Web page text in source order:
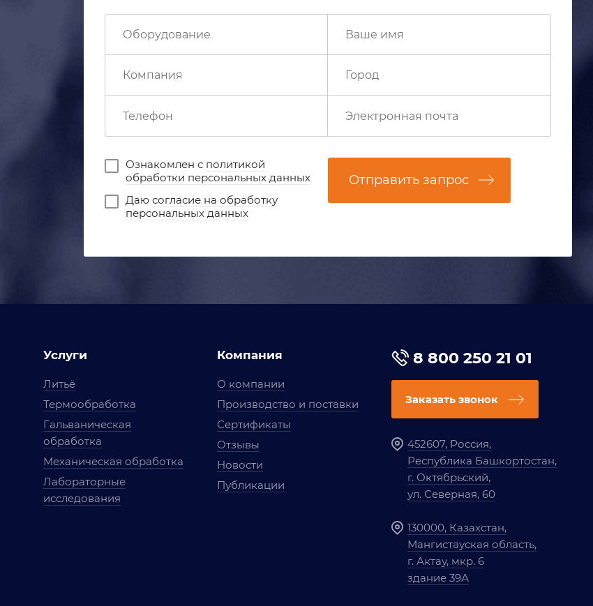
Ознакомлен с политикой
обработки персональных данных
Даю согласие на обработку
персональных данных
Отправить запрос
Услуги
Литьё
Термообработка
Гальваническая
обработка
Механическая обработка
Лабораторные
исследования
Компания
О компании
Производство и поставки
Сертификаты
Отзывы
Новости
Публикации
8 800 250 21 01
Заказать звонок
452607, Россия,
Республика Башкортостан,
г. Октябрьский,
ул. Северная, 60
130000, Казахстан,
Мангистауская область,
г. Актау, мкр. 6
здание 39А